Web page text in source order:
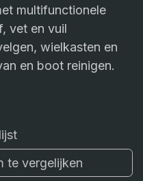
multifunctionele
vet en vuil
wielkasten en
en boot reinigen.
te vergelijken